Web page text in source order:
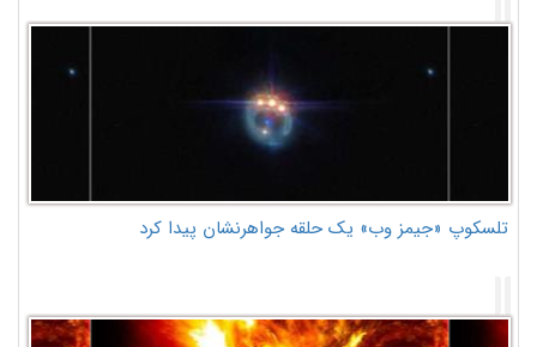
تلسکوپ «جیمز وب» یک حلقه جواهرنشان پیدا کرد